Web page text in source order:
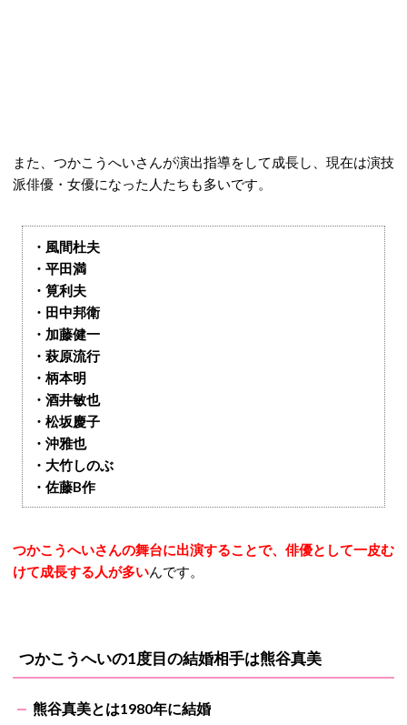
また、つかこうへいさんが演出指導をして成長し、現在は演技
派俳優・女優になった人たちも多いです。
・風間杜夫
・平田満
・筧利夫
・田中邦衛
・加藤健一
・萩原流行
・柄本明
・酒井敏也
・松坂慶子
・沖雅也
・大竹しのぶ
・佐藤B作
つかこうへいさんの舞台に出演することで、俳優として一皮む
けて成長する人が多いんです。
つかこうへいの1度目の結婚相手は熊谷真美
熊谷真美とは1980年に結婚